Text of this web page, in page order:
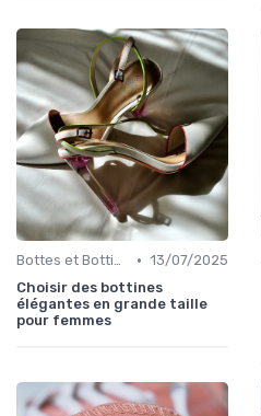
Bottes et Bottines • 13/07/2025
Choisir des bottines
élégantes en grande taille
pour femmes